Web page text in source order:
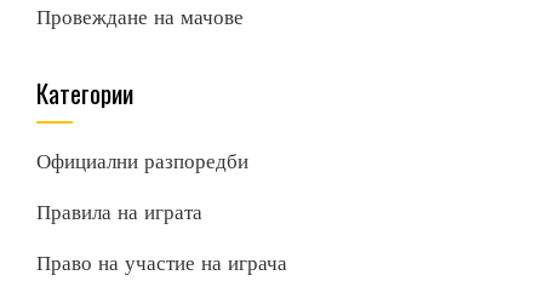
Провеждане на мачове
Категории
Официални разпоредби
Правила на играта
Право на участие на играча